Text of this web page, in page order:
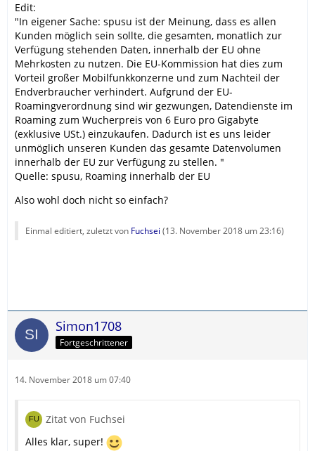
Edit:
"In eigener Sache: spusu ist der Meinung, dass es allen
Kunden möglich sein sollte, die gesamten, monatlich zur
Verfügung stehenden Daten, innerhalb der EU ohne
Mehrkosten zu nutzen. Die EU-Kommission hat dies zum
Vorteil großer Mobilfunkkonzerne und zum Nachteil der
Endverbraucher verhindert. Aufgrund der EU-
Roamingverordnung sind wir gezwungen, Datendienste im
Roaming zum Wucherpreis von 6 Euro pro Gigabyte
(exklusive USt.) einzukaufen. Dadurch ist es uns leider
unmöglich unseren Kunden das gesamte Datenvolumen
innerhalb der EU zur Verfügung zu stellen. "
Quelle: spusu, Roaming innerhalb der EU
Also wohl doch nicht so einfach?
Einmal editiert, zuletzt von Fuchsei (13. November 2018 um 23:16)
Simon1708
Fortgeschrittener
14. November 2018 um 07:40
Zitat von Fuchsei
Alles klar, super!